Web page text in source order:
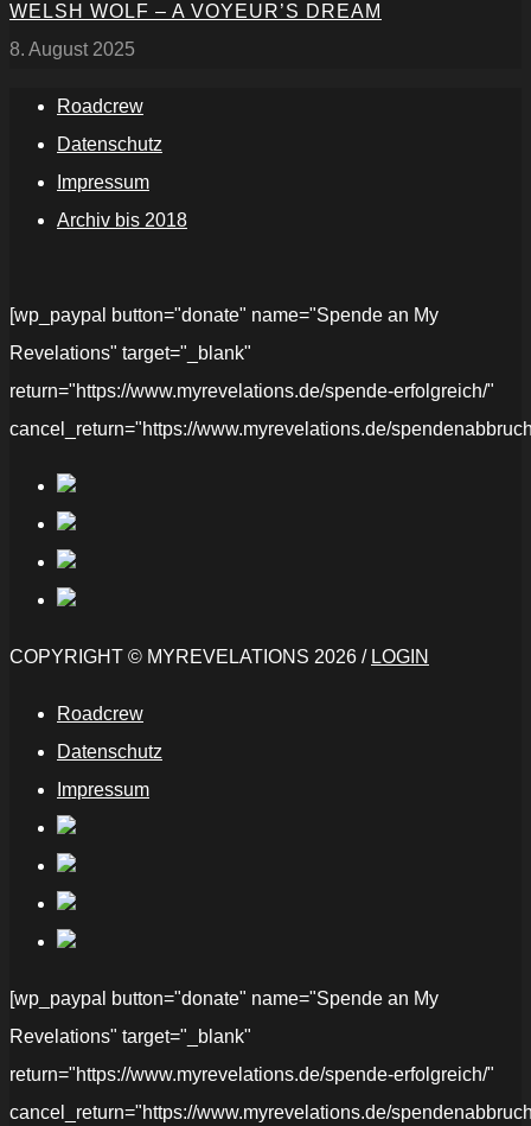
WELSH WOLF – A VOYEUR’S DREAM
8. August 2025
Roadcrew
Datenschutz
Impressum
Archiv bis 2018
[wp_paypal button="donate" name="Spende an My
Revelations" target="_blank"
return="https://www.myrevelations.de/spende-erfolgreich/"
cancel_return="https://www.myrevelations.de/
COPYRIGHT © MYREVELATIONS 2026 / LOGIN
Roadcrew
Datenschutz
Impressum
[wp_paypal button="donate" name="Spende an My
Revelations" target="_blank"
return="https://www.myrevelations.de/spende-erfolgreich/"
cancel_return="https://www.myrevelations.de/